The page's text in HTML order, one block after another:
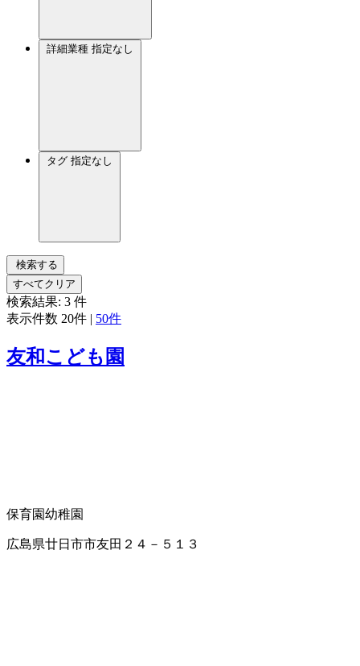
詳細業種 指定なし
タグ 指定なし
検索する
すべてクリア
検索結果: 3 件
表示件数 20件 | 50件
友和こども園
保育園幼稚園
広島県廿日市市友田２４－５１３